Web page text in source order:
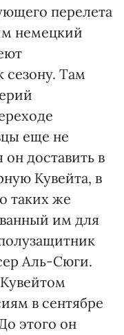
перелета
немецкий
сезону. Там
еще не
он доставить в
Кувейта, в
таких же
им для
Аль-Сюги.
в сентябре
этого он